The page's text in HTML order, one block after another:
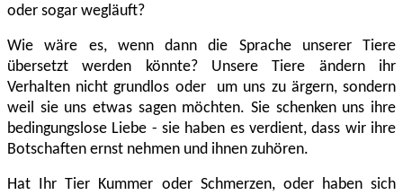
oder sogar wegläuft?
Wie wäre es, wenn dann die Sprache unserer Tiere
übersetzt werden könnte? Unsere Tiere ändern ihr
Verhalten nicht grundlos oder um uns zu ärgern, sondern
weil sie uns etwas sagen möchten. Sie schenken uns ihre
bedingungslose Liebe - sie haben es verdient, dass wir ihre
Botschaften ernst nehmen und ihnen zuhören.
Hat Ihr Tier Kummer oder Schmerzen, oder haben sich